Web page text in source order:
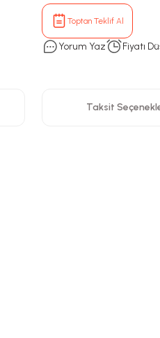
Toptan Teklif Al
Yorum Yaz Fiyatı
Taksit